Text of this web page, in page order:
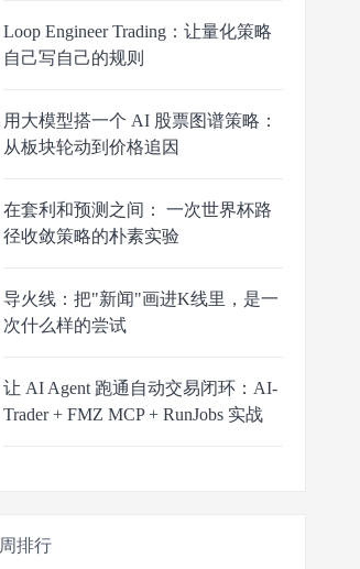
Loop Engineer Trading：让量化策略
自己写自己的规则
用大模型搭一个 AI 股票图谱策略：
从板块轮动到价格追因
在套利和预测之间： 一次世界杯路
径收敛策略的朴素实验
导火线：把"新闻"画进K线里，是一
次什么样的尝试
让 AI Agent 跑通自动交易闭环：AI-
Trader + FMZ MCP + RunJobs 实战
周排行